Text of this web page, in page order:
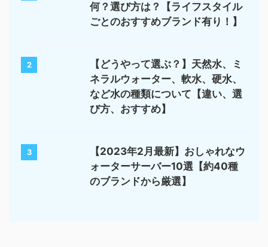
何？選び方は？【ライフスタイル
ごとのおすすめブランド有り！】
2
【どうやって選ぶ？】天然水、ミ
ネラルウォーター、軟水、硬水、
など水の種類について【違い、選
び方、おすすめ】
3
【2023年2月最新】おしゃれなウ
ォーターサーバー10選【約40種
のブランドから厳選】